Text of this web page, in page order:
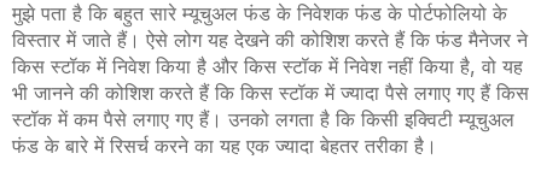
मुझे पता है कि बहुत सारे म्यूचुअल फंड के निवेशक फंड के पोर्टफोलियो के
विस्तार में जाते हैं। ऐसे लोग यह देखने की कोशिश करते हैं कि फंड मैनेजर ने
किस स्टॉक में निवेश किया है और किस स्टॉक में निवेश नहीं किया है, वो यह
भी जानने की कोशिश करते हैं कि किस स्टॉक में ज्यादा पैसे लगाए गए हैं किस
स्टॉक में कम पैसे लगाए गए हैं। उनको लगता है कि किसी इक्विटी म्यूचुअल
फंड के बारे में रिसर्च करने का यह एक ज्यादा बेहतर तरीका है।